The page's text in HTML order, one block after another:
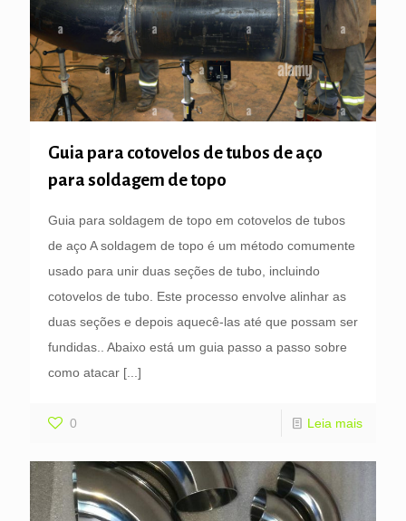
Guia para cotovelos de tubos de aço
para soldagem de topo
Guia para soldagem de topo em cotovelos de tubos
de aço A soldagem de topo é um método comumente
usado para unir duas seções de tubo, incluindo
cotovelos de tubo. Este processo envolve alinhar as
duas seções e depois aquecê-las até que possam ser
fundidas.. Abaixo está um guia passo a passo sobre
como atacar [...]
0 Leia mais